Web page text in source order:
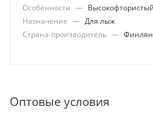
Особенности — Высокофтористый
Назначение — Для лыж
Страна-производитель —
Оптовые условия